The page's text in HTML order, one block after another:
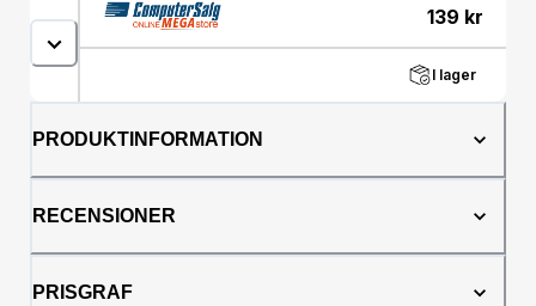
139 kr
I lager
PRODUKTINFORMATION
RECENSIONER
PRISGRAF